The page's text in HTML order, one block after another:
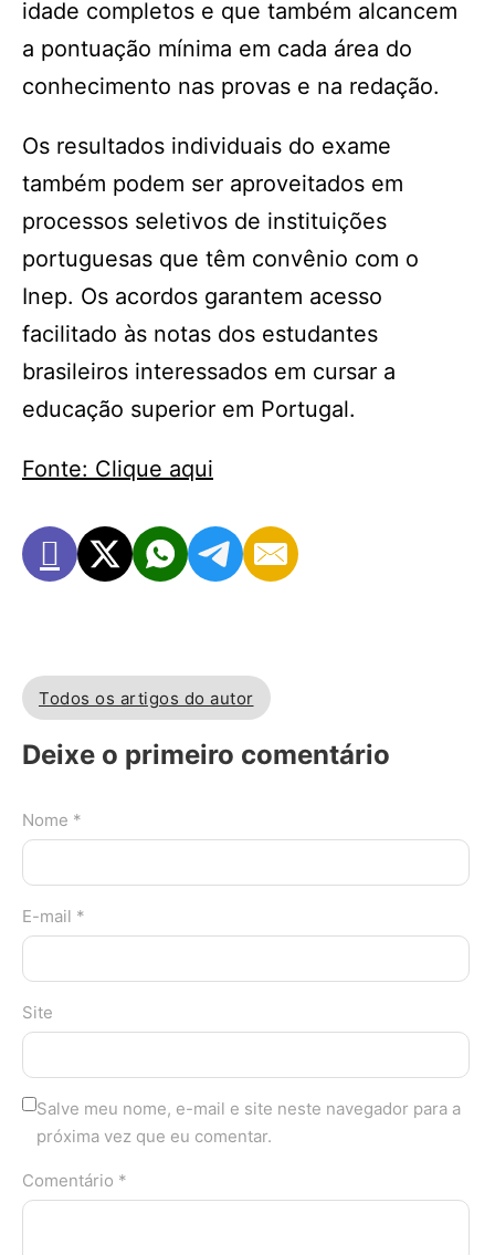
idade completos e que também alcancem
a pontuação mínima em cada área do
conhecimento nas provas e na redação.
Os resultados individuais do exame
também podem ser aproveitados em
processos seletivos de instituições
portuguesas que têm convênio com o
Inep. Os acordos garantem acesso
facilitado às notas dos estudantes
brasileiros interessados em cursar a
educação superior em Portugal.
Fonte: Clique aqui
Todos os artigos do autor
Deixe o primeiro comentário
Nome *
E-mail *
Site
Salve meu nome, e-mail e site neste navegador para a
próxima vez que eu comentar.
Comentário *